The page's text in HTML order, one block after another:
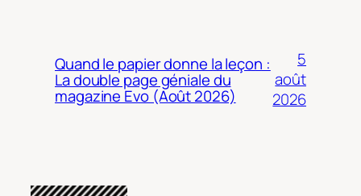
Quand le papier donne la leçon :
La double page géniale du
magazine Evo (Août 2026)
5
août
2026